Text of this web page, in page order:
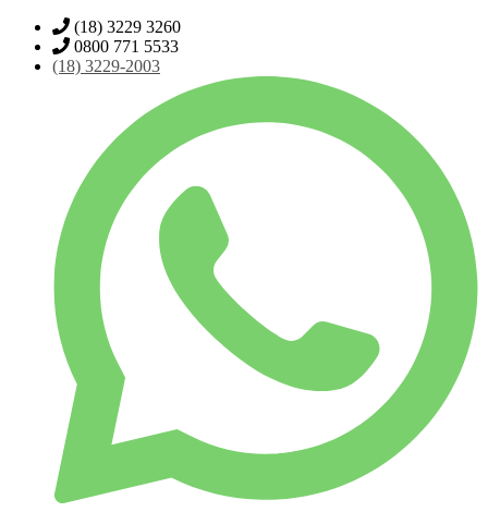
(18) 3229 3260
0800 771 5533
(18) 3229-2003